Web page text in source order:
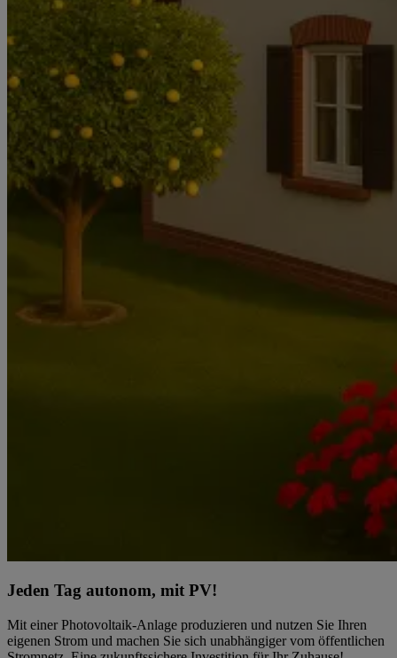
Jeden Tag autonom, mit PV!
Mit einer Photovoltaik-Anlage produzieren und nutzen Sie Ihren
eigenen Strom und machen Sie sich unabhängiger vom öffentlichen